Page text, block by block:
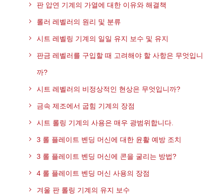
판 압연 기계의 가열에 대한 이유와 해결책
롤러 레벨러의 원리 및 분류
시트 레벨링 기계의 일일 유지 보수 및 유지
판금 레벨러를 구입할 때 고려해야 할 사항은 무엇입니
까?
시트 레벨러의 비정상적인 현상은 무엇입니까?
금속 제조에서 굽힘 기계의 장점
시트 롤링 기계의 사용은 매우 광범위합니다.
3 롤 플레이트 벤딩 머신에 대한 윤활 예방 조치
3 롤 플레이트 벤딩 머신에 콘을 굴리는 방법?
4 롤 플레이트 벤딩 머신 사용의 장점
겨울 판 롤링 기계의 유지 보수